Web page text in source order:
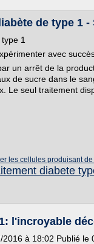
de type 1 -
1
avec
un arrêt de la
de sucre dans le
Le seul traitement
les cellules produisant
diabete
l'incroyable
à 18:02 Publié le